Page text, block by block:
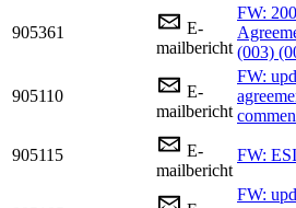
905361
E-
mailbericht
FW:
(003)
905110
E-
mailbericht
FW:
905115
E-
mailbericht
FW:
FW: